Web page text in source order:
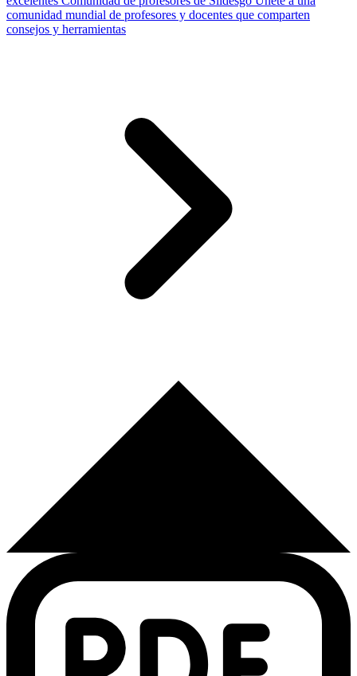
comunidad mundial de profesores y docentes que comparten
consejos y herramientas